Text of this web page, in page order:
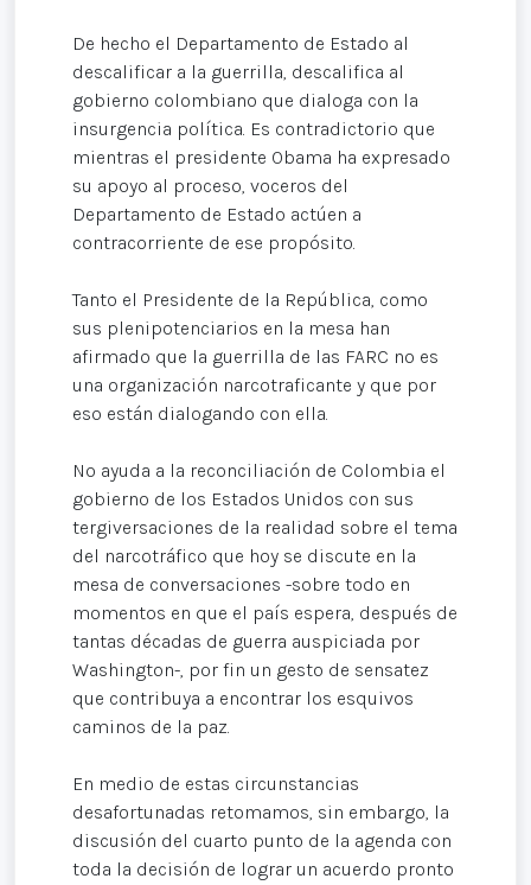
De hecho el Departamento de Estado al
descalificar a la guerrilla, descalifica al
gobierno colombiano que dialoga con la
insurgencia política. Es contradictorio que
mientras el presidente Obama ha expresado
su apoyo al proceso, voceros del
Departamento de Estado actúen a
contracorriente de ese propósito.
Tanto el Presidente de la República, como
sus plenipotenciarios en la mesa han
afirmado que la guerrilla de las FARC no es
una organización narcotraficante y que por
eso están dialogando con ella.
No ayuda a la reconciliación de Colombia el
gobierno de los Estados Unidos con sus
tergiversaciones de la realidad sobre el tema
del narcotráfico que hoy se discute en la
mesa de conversaciones -sobre todo en
momentos en que el país espera, después de
tantas décadas de guerra auspiciada por
Washington-, por fin un gesto de sensatez
que contribuya a encontrar los esquivos
caminos de la paz.
En medio de estas circunstancias
desafortunadas retomamos, sin embargo, la
discusión del cuarto punto de la agenda con
toda la decisión de lograr un acuerdo pronto